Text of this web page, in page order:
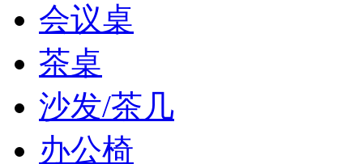
会议桌
茶桌
沙发/茶几
办公椅